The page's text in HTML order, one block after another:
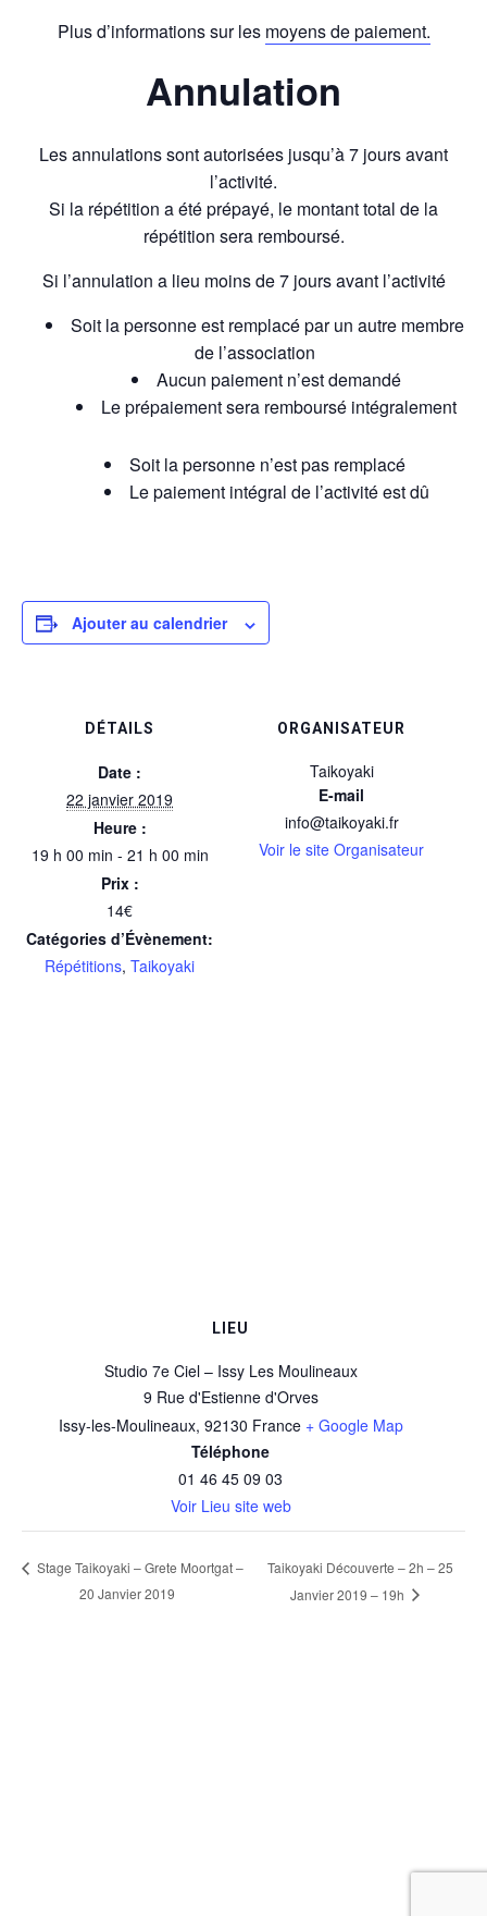
Plus d’informations sur les moyens de paiement.
Annulation
Les annulations sont autorisées jusqu’à 7 jours avant
l’activité.
Si la répétition a été prépayé, le montant total de la
répétition sera remboursé.
Si l’annulation a lieu moins de 7 jours avant l’activité
Soit la personne est remplacé par un autre membre
de l’association
Aucun paiement n’est demandé
Le prépaiement sera remboursé intégralement
Soit la personne n’est pas remplacé
Le paiement intégral de l’activité est dû
Ajouter au calendrier
DÉTAILS
Date :
22 janvier 2019
Heure :
19 h 00 min - 21 h 00 min
Prix :
14€
Catégories d’Évènement:
Répétitions, Taikoyaki
ORGANISATEUR
Taikoyaki
E-mail
info@taikoyaki.fr
Voir le site Organisateur
LIEU
Studio 7e Ciel – Issy Les Moulineaux
9 Rue d'Estienne d'Orves
Issy-les-Moulineaux, 92130 France + Google Map
Téléphone
01 46 45 09 03
Voir Lieu site web
Stage Taikoyaki – Grete Moortgat –
20 Janvier 2019
Taikoyaki Découverte – 2h – 25
Janvier 2019 – 19h